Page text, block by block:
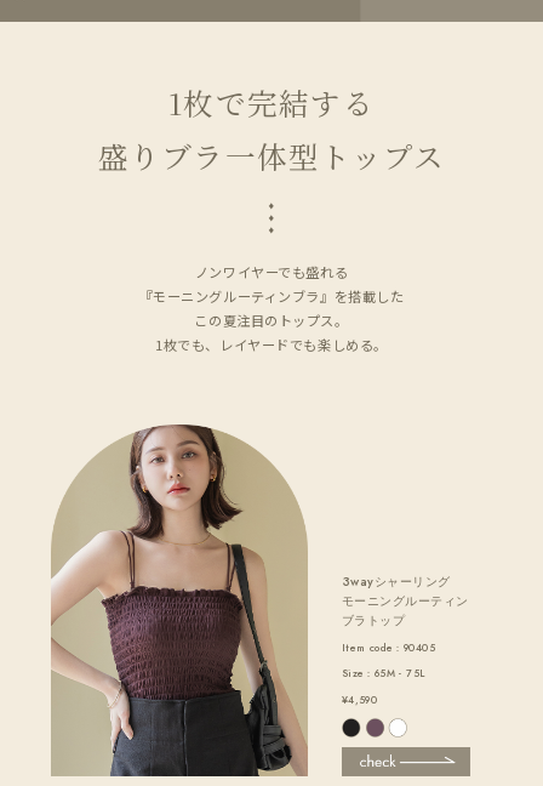
1枚で完結する
盛りブラ一体型トップス
ノンワイヤーでも盛れる
『モーニングルーティンブラ』を搭載した
この夏注目のトップス。
1枚でも、レイヤードでも楽しめる。
3wayシャーリング
モーニングルーティン
ブラトップ
Item code：90405
Size：65M - 75L
¥4,590